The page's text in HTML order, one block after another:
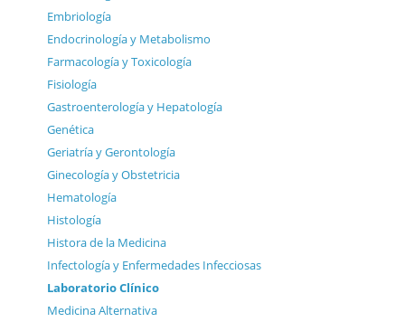
Embriología
Endocrinología y Metabolismo
Farmacología y Toxicología
Fisiología
Gastroenterología y Hepatología
Genética
Geriatría y Gerontología
Ginecología y Obstetricia
Hematología
Histología
Histora de la Medicina
Infectología y Enfermedades Infecciosas
Laboratorio Clínico
Medicina Alternativa